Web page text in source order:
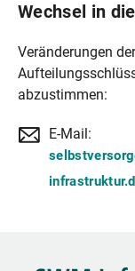
Wechsel in
Veränderungen
abzustimmen:
E-Mail: